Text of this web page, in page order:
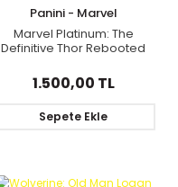
Panini - Marvel
Marvel Platinum: The
Definitive Thor Rebooted
1.500,00 TL
Sepete Ekle